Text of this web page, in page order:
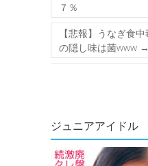
７％
【悲報】うなぎ食
の隠し味は菌www →
ジュニアアイドル